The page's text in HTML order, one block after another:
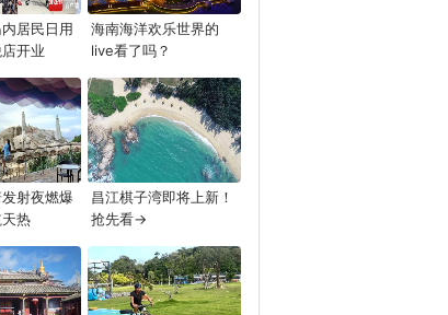
居民日用
开业
海南海洋欢乐世界的
live看了吗？
射夜燃爆
热
昌江棋子湾即将上新！
抢先看→